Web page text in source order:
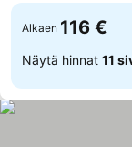
Alkaen 116 €
Näytä hinnat 11